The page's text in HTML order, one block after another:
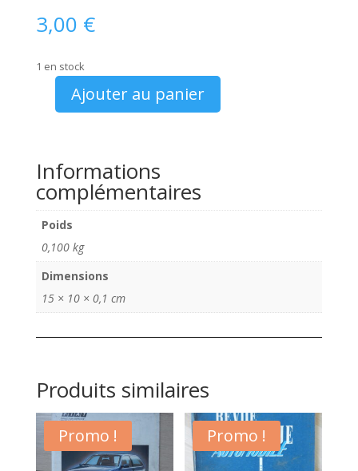
3,00 €
1 en stock
quantité
FIAT
1500
et
1200
cabriolets
Ajouter au panier
Informations
complémentaires
Poids
0,100 kg
Dimensions
15 × 10 × 0,1 cm
Produits similaires
Promo ! Promo !